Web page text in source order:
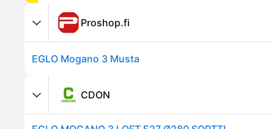
Proshop.fi
EGLO Mogano 3 Musta
CDON